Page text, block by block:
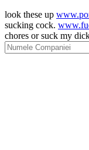
look these up
sucking cock.
chores or suck my